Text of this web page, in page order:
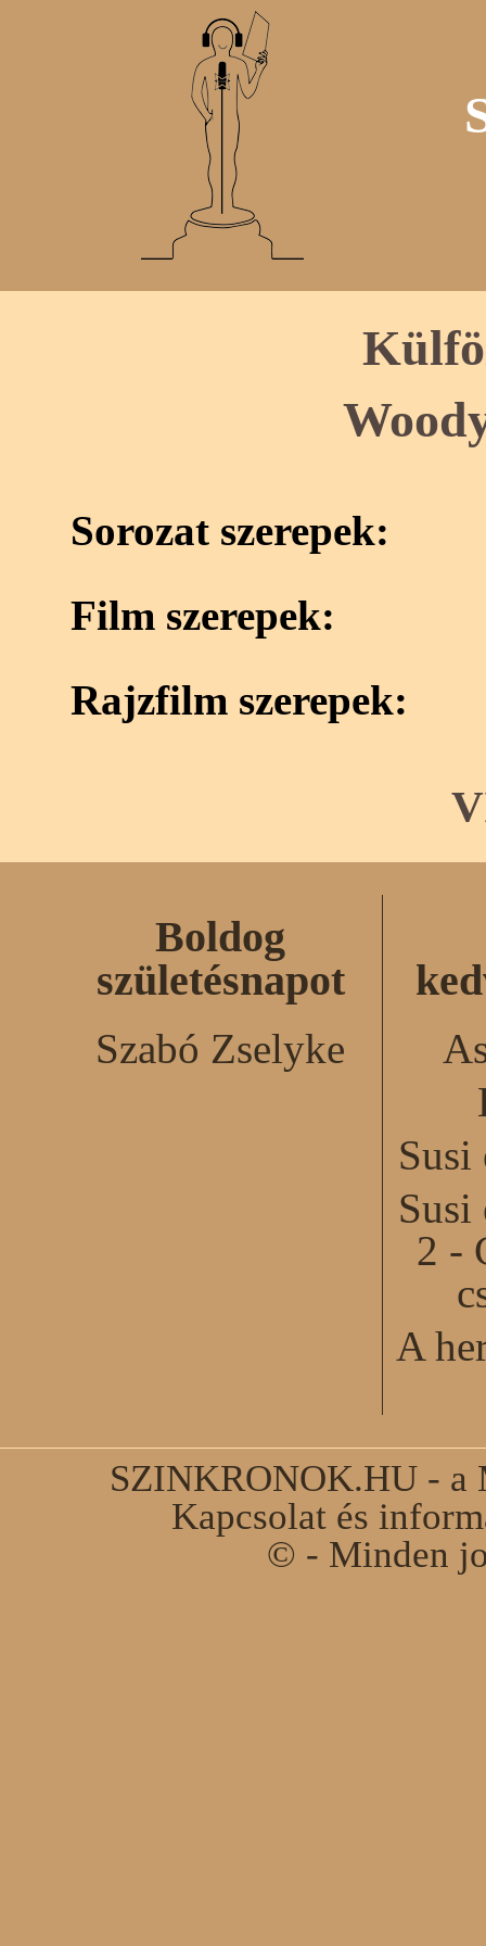
Sorozat szerepek:
Film szerepek:
Rajzfilm szerepek:
Boldog
születésnapot
Szabó Zselyke
Susi
Susi
2 -
A
SZINKRONOK.HU - a
Kapcsolat és
© - Minden